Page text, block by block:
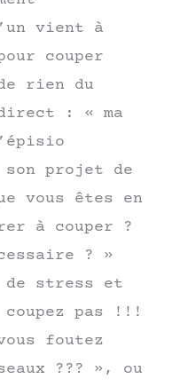
vient à
couper
rien du
: « ma
son projet de
vous êtes en
à couper ?
? »
de stress et
coupez pas !!!
foutez
??? », ou